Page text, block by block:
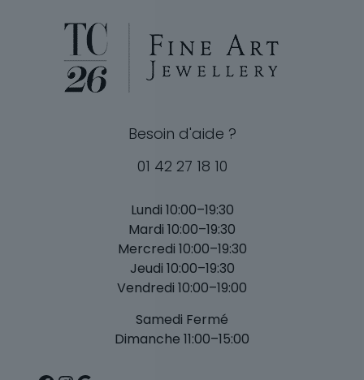
Besoin d'aide ?
01 42 27 18 10
Lundi 10:00–19:30
Mardi 10:00–19:30
Mercredi 10:00–19:30
Jeudi 10:00–19:30
Vendredi 10:00–19:00
Samedi Fermé
Dimanche 11:00–15:00